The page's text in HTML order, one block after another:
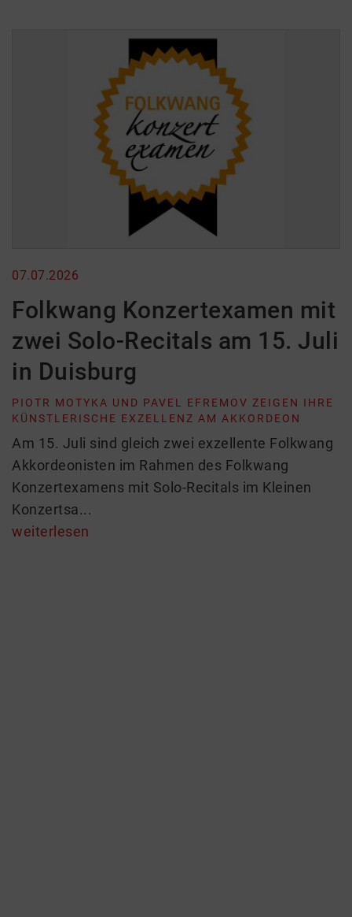
07.07.2026
Folkwang Konzertexamen mit
zwei Solo-Recitals am 15. Juli
in Duisburg
PIOTR MOTYKA UND PAVEL EFREMOV ZEIGEN IHRE
KÜNSTLERISCHE EXZELLENZ AM AKKORDEON
Am 15. Juli sind gleich zwei exzellente Folkwang
Akkordeonisten im Rahmen des Folkwang
Konzertexamens mit Solo-Recitals im Kleinen
Konzertsa...
weiterlesen